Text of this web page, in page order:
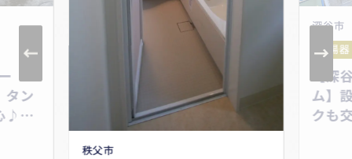
タン
♪コ
秩父市
深谷市
給湯
【
ム】
クも